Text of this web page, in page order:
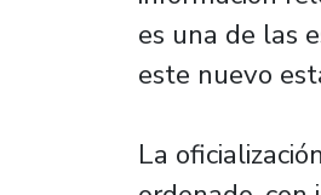
es una de las
este nuevo
La